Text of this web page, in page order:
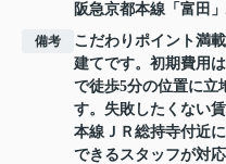
阪急京都本線 「 富田
備考
こだわりポイント満
建てです。初期費用
で徒歩5分の位置に立
す。失敗したくない
本線ＪＲ総持寺付近
できるスタッフが対応